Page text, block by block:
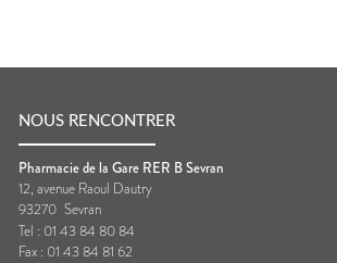
NOUS RENCONTRER
Pharmacie de la Gare RER B Sevran
12, avenue Raoul Dautry
93270 Sevran
Tel : 01 43 84 80 84
Fax : 01 43 84 81 62